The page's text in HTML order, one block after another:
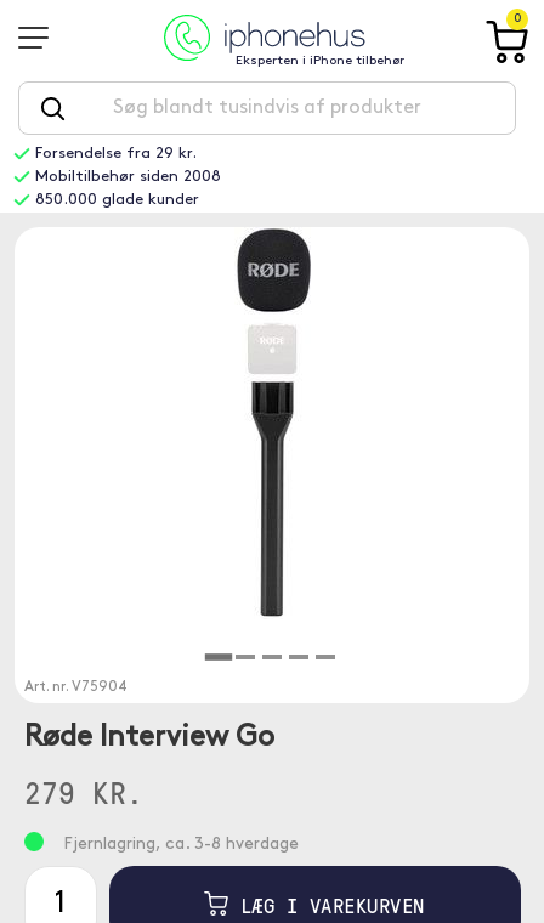
Eksperten i iPhone tilbehør
0
Forsendelse fra 29 kr.
Mobiltilbehør siden 2008
850.000 glade kunder
Art. nr. V75904
Røde Interview Go
279 KR.
Fjernlagring, ca. 3-8 hverdage
LÆG I VAREKURVEN